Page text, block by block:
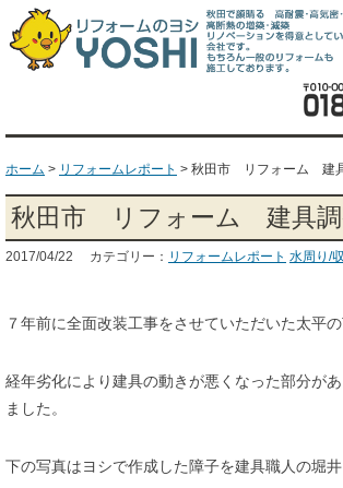
ホーム > リフォームレポート > 秋田市 リフォーム 建
秋田市 リフォーム 建具調
2017/04/22 カテゴリー： リフォームレポート 水周り/
７年前に全面改装工事をさせていただいた太平
経年劣化により建具の動きが悪くなった部分が
ました。
下の写真はヨシで作成した障子を建具職人の堀井